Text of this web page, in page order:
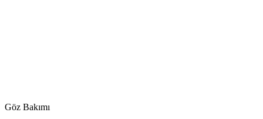
Göz Bakımı